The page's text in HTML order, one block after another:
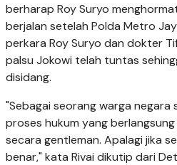
berharap Roy Suryo
berjalan setelah Polda Metro
perkara Roy Suryo dan dokter
palsu Jokowi telah tuntas
disidang.
"Sebagai seorang warga negara
proses hukum yang
secara gentleman. Apalagi jika
benar," kata Rivai dikutip dari